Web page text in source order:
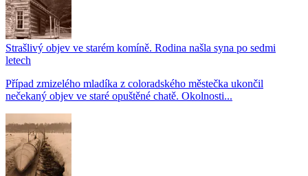
Strašlivý objev ve starém komíně. Rodina našla syna po sedmi
letech
Případ zmizelého mladíka z coloradského městečka ukončil
nečekaný objev ve staré opuštěné chatě. Okolnosti...